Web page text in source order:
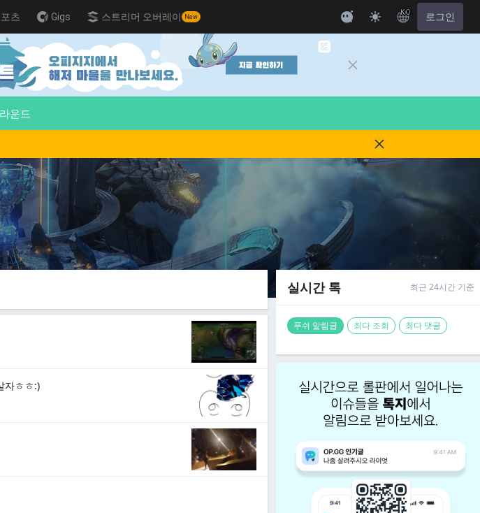
츠 Gigs 스트리머 오버레이 New
KO 로그인
운드
자ㅎㅎ:)
실시간 톡 최근 24시간 기준
푸쉬 알림글 최다 조회 최다 댓글